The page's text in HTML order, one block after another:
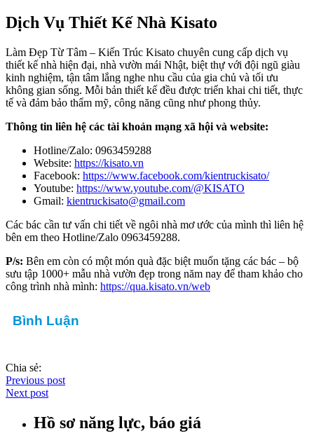
Dịch Vụ Thiết Kế Nhà Kisato
Làm Đẹp Từ Tâm – Kiến Trúc Kisato chuyên cung cấp dịch vụ
thiết kế nhà hiện đại, nhà vườn mái Nhật, biệt thự với đội ngũ giàu
kinh nghiệm, tận tâm lắng nghe nhu cầu của gia chủ và tối ưu
không gian sống. Mỗi bản thiết kế đều được triển khai chi tiết, thực
tế và đảm bảo thẩm mỹ, công năng cũng như phong thủy.
Thông tin liên hệ các tài khoản mạng xã hội và website:
Hotline/Zalo: 0963459288
Website: https://kisato.vn
Facebook: https://www.facebook.com/kientruckisato/
Youtube: https://www.youtube.com/@KISATO
Gmail: kientruckisato@gmail.com
Các bác cần tư vấn chi tiết về ngôi nhà mơ ước của mình thì liên hệ
bên em theo Hotline/Zalo 0963459288.
P/s: Bên em còn có một món quà đặc biệt muốn tặng các bác – bộ
sưu tập 1000+ mẫu nhà vườn đẹp trong năm nay để tham khảo cho
công trình nhà mình: https://qua.kisato.vn/web
Bình Luận
Chia sẻ:
Previous post
Next post
Hồ sơ năng lực, báo giá